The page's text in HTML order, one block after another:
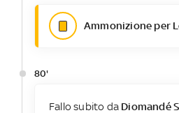
Ammonizione per
80'
Fallo subito da Diomandé